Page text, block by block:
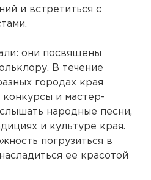
и встретиться с
они посвящены
В течение
городах края
и мастер-
народные песни,
и культуре края.
погрузиться в
ее красотой